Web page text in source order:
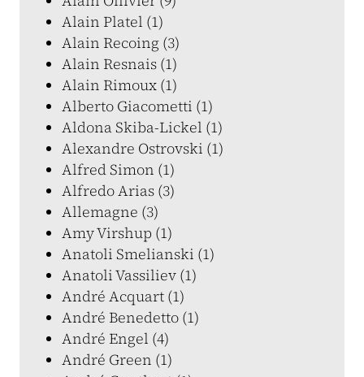
Alain Platel (1)
Alain Recoing (3)
Alain Resnais (1)
Alain Rimoux (1)
Alberto Giacometti (1)
Aldona Skiba-Lickel (1)
Alexandre Ostrovski (1)
Alfred Simon (1)
Alfredo Arias (3)
Allemagne (3)
Amy Virshup (1)
Anatoli Smelianski (1)
Anatoli Vassiliev (1)
André Acquart (1)
André Benedetto (1)
André Engel (4)
André Green (1)